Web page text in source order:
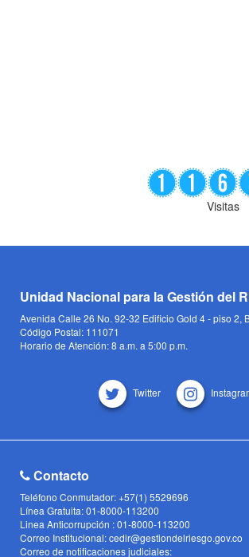
Visitas
Unidad Nacional para la Gestión del
Avenida Calle 26 No. 92-32 Edificio Gold 4 - piso 2,
Código Postal: 111071
Horario de Atención: 8 a.m. a 5:00 p.m.
Twitter
Contacto
Teléfono Conmutador: +57(1) 5529696
Línea Gratuita: 01-8000-113200
Linea Anticorrupción : 01-8000-113200
Correo Institucional: cedir@gestiondelriesgo.gov.co
Correo de notificaciones judiciales: